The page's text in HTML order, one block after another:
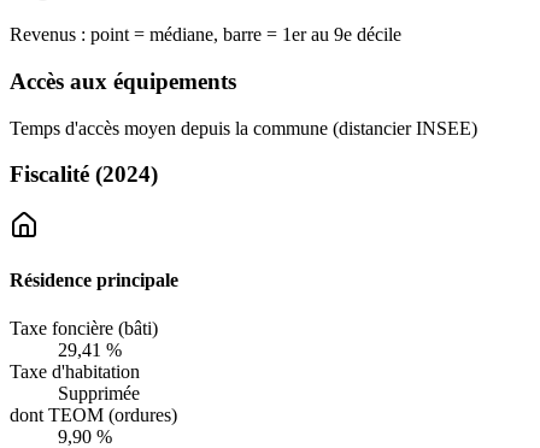
Revenus : point = médiane, barre = 1er au 9e décile
Accès aux équipements
Temps d'accès moyen depuis la commune (distancier INSEE)
Fiscalité (2024)
Résidence principale
Taxe foncière (bâti)
29,41 %
Taxe d'habitation
Supprimée
dont TEOM (ordures)
9,90 %